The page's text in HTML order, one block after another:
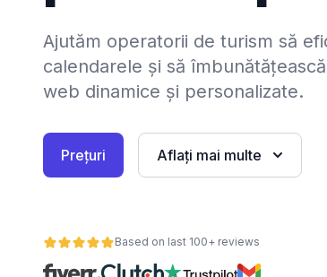
Ajutăm operatorii de turism să
calendarele și să
web dinamice și personalizate.
Prețuri Aflați mai multe
Based on last 100+ reviews